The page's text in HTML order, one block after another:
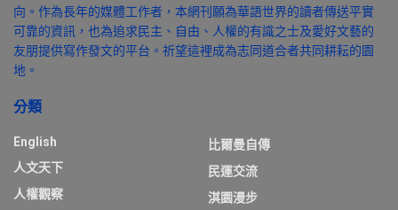
向。作為長年的媒體工作者，本網刊願為華語世界的讀者傳送平實
可靠的資訊，也為追求民主、自由、人權的有識之士及愛好文藝的
友朋提供寫作發文的平台。祈望這裡成為志同道合者共同耕耘的園
地。
分類
English
人文天下
人權觀察
比爾曼自傳
民運交流
淇園漫步